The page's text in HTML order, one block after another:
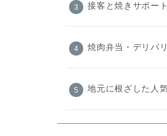
接客と焼きサポー
焼肉弁当・デリバ
地元に根ざした人